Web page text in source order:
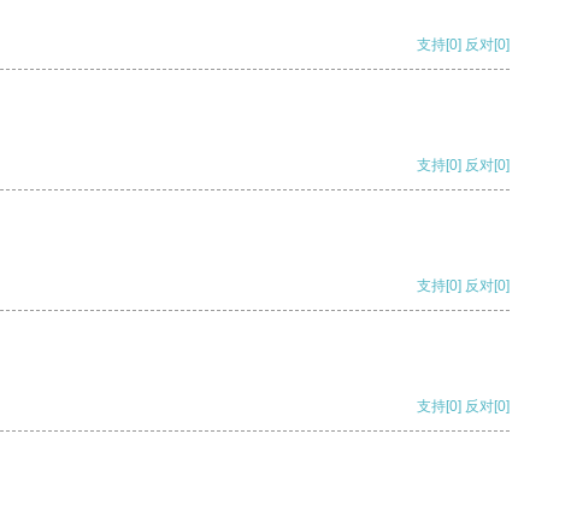
支持[0] 反对[0]
支持[0] 反对[0]
支持[0] 反对[0]
支持[0] 反对[0]